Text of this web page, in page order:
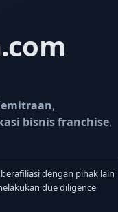
,
bisnis franchise,
dengan pihak lain
due diligence